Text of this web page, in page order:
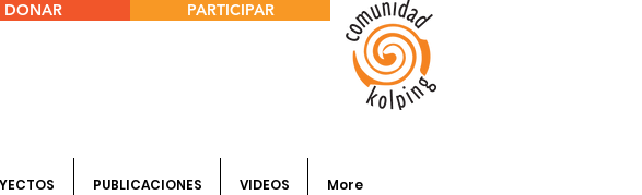
DONAR PARTICIPAR
PUBLICACIONES VIDEOS More